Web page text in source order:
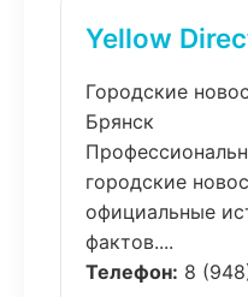
Yellow
Городские
Брянск
городские
официальные
фактов....
Телефон: 8